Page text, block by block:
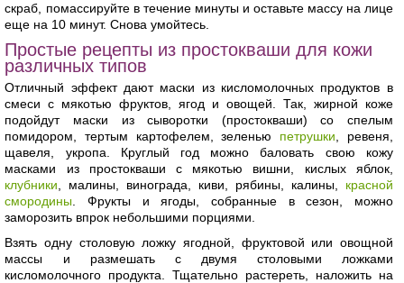
скраб, помассируйте в течение минуты и оставьте массу на лице
еще на 10 минут. Снова умойтесь.
Простые рецепты из простокваши для кожи
различных типов
Отличный эффект дают маски из кисломолочных продуктов в
смеси с мякотью фруктов, ягод и овощей. Так, жирной коже
подойдут маски из сыворотки (простокваши) со спелым
помидором, тертым картофелем, зеленью петрушки , ревеня,
щавеля, укропа. Круглый год можно баловать свою кожу
масками из простокваши с мякотью вишни, кислых яблок,
клубники , малины, винограда, киви, рябины, калины, красной
смородины . Фрукты и ягоды, собранные в сезон, можно
заморозить впрок небольшими порциями.
Взять одну столовую ложку ягодной, фруктовой или овощной
массы и размешать с двумя столовыми ложками
кисломолочного продукта. Тщательно растереть, наложить на